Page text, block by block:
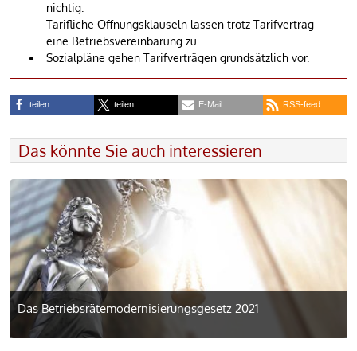
nichtig.
Tarifliche Öffnungsklauseln lassen trotz Tarifvertrag
eine Betriebsvereinbarung zu.
Sozialpläne gehen Tarifverträgen grundsätzlich vor.
teilen teilen E-Mail RSS-feed
Das könnte Sie auch interessieren
Das Betriebsräte­modernisierungsgesetz 2021